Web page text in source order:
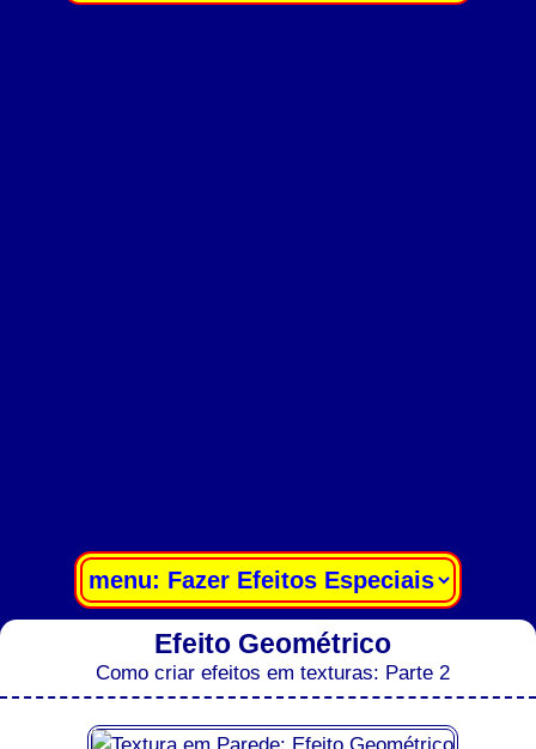
Efeito Geométrico
Como criar efeitos em texturas: Parte 2